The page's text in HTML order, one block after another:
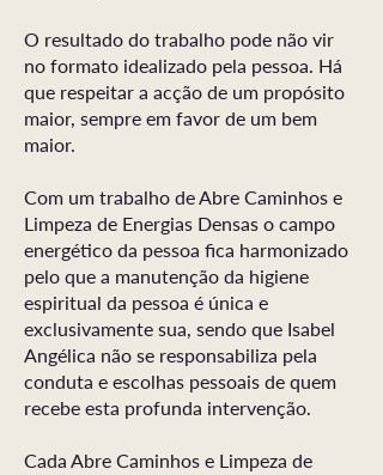
O resultado do trabalho pode não vir
no formato idealizado pela pessoa. Há
que respeitar a acção de um propósito
maior, sempre em favor de um bem
maior.
Com um trabalho de Abre Caminhos e
Limpeza de Energias Densas o campo
energético da pessoa fica harmonizado
pelo que a manutenção da higiene
espiritual da pessoa é única e
exclusivamente sua, sendo que Isabel
Angélica não se responsabiliza pela
conduta e escolhas pessoais de quem
recebe esta profunda intervenção.
Cada Abre Caminhos e Limpeza de